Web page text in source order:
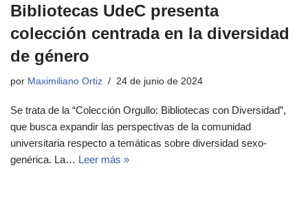
Bibliotecas UdeC presenta
colección centrada en la diversidad
de género
por Maximiliano Ortiz 24 de junio de 2024
Se trata de la “Colección Orgullo: Bibliotecas con Diversidad”,
que busca expandir las perspectivas de la comunidad
universitaria respecto a temáticas sobre diversidad sexo-
genérica. La… Leer más »